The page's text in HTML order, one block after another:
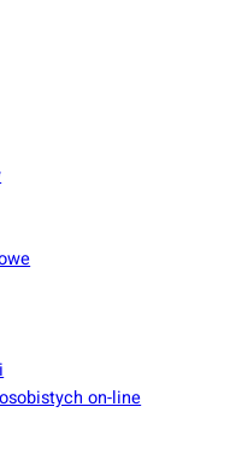
on-line